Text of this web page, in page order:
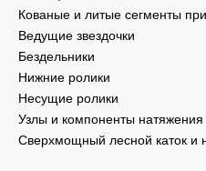
Кованые и литые сегменты
Ведущие звездочки
Бездельники
Нижние ролики
Несущие ролики
Узлы и компоненты натяжения
Сверхмощный лесной каток и